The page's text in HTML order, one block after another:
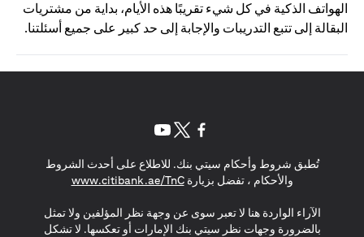
الهواتف الذكية في كل شيء تقريبًا هذه الأيام، بداية من مشتريات
البقالة إلى تتبع التدريبات والإجابة إلى حد كبير على جميع أسئلتنا.
تُطبق شروط وأحكام سيتي بنك. للاطلاع على أحدث الشروط
والأحكام ، تفضل بزيارةwww.citibank.ae/TnC
in a new tab
الآراء الواردة هنا لا تعبر سوى عن وجهة نظر المؤلفين ولا تمثل
بالضرورة وجهات نظر سيتي بنك الإمارات أو تعكسها. لا تشكل